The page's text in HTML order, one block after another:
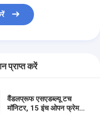
प्राप्त करें
वैंडलप्रूफ एसएडब्ल्यू टच
मॉनिटर, 15 इंच ओपन फ्रेम